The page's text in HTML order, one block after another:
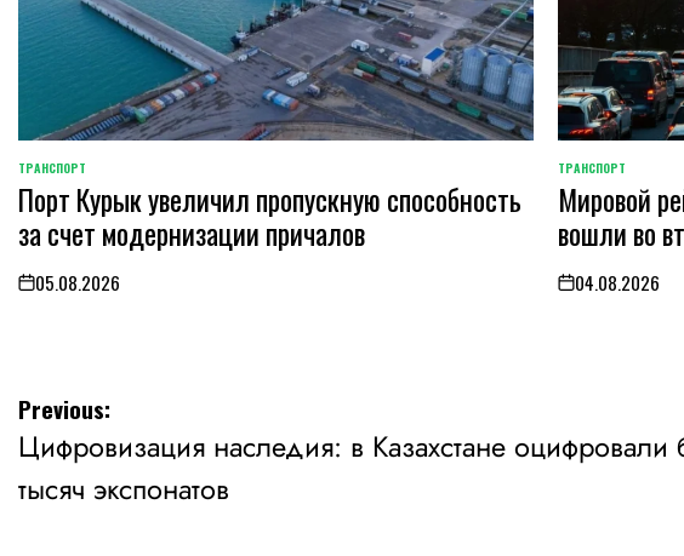
POSTED
IN
ТРАНСПОРТ
Порт Курык увеличил пропускную способность
за счет модернизации причалов
on05.08.2026
POSTED
IN
ТРАНСПОРТ
Мировой
вошли во
on04.08.2026
Навигация
по
записям
Previous:
Цифровизация наследия: в Казахстане
тысяч экспонатов